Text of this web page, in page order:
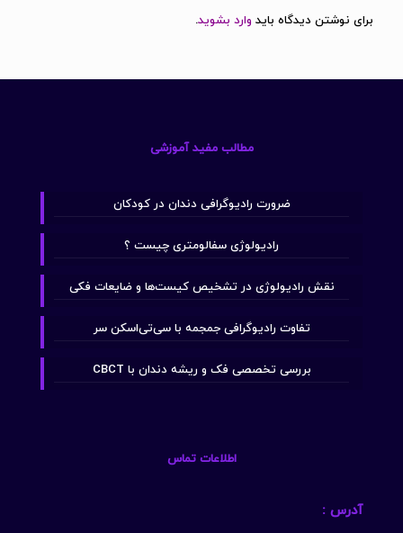
برای نوشتن دیدگاه باید وارد بشوید.
مطالب مفید آموزشی
ضرورت رادیوگرافی دندان در کودکان
رادیولوژی سفالومتری چیست ؟
نقش رادیولوژی در تشخیص کیست‌ها و ضایعات فکی
تفاوت رادیوگرافی جمجمه با سی‌تی‌اسکن سر
بررسی تخصصی فک و ریشه دندان با CBCT
اطلاعات تماس
آدرس :